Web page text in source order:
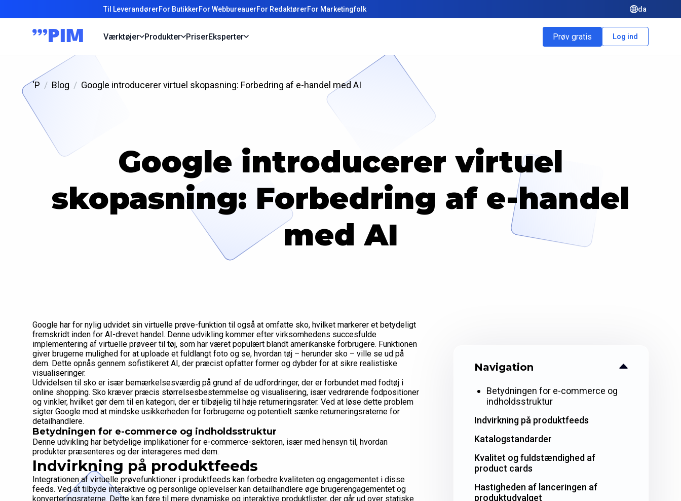
Til LeverandørerFor ButikkerFor WebbureauerFor RedaktørerFor Marketingfolk da
Værktøjer Produkter PriserEksperter Prøv gratis Log ind
'P Blog Google introducerer virtuel skopasning: Forbedring af e-handel med AI
Google introducerer virtuel
skopasning: Forbedring af e-handel
med AI
Google har for nylig udvidet sin virtuelle prøve-funktion til også at omfatte sko, hvilket markerer et betydeligt
fremskridt inden for AI-drevet handel. Denne udvikling kommer efter virksomhedens succesfulde
implementering af virtuelle prøveer til tøj, som har været populært blandt amerikanske forbrugere. Funktionen
giver brugerne mulighed for at uploade et fuldlangt foto og se, hvordan tøj – herunder sko – ville se ud på
dem. Dette opnås gennem sofistikeret AI, der præcist opfatter former og dybder for at sikre realistiske
visualiseringer.
Udvidelsen til sko er især bemærkelsesværdig på grund af de udfordringer, der er forbundet med fodtøj i
online shopping. Sko kræver præcis størrelsesbestemmelse og visualisering, især vedrørende fodpositioner
og vinkler, hvilket gør dem til en kategori, der er tilbøjelig til høje returneringsrater. Ved at løse dette problem
sigter Google mod at mindske usikkerheden for forbrugerne og potentielt sænke returneringsraterne for
detailhandlere.
Betydningen for e-commerce og indholdsstruktur
Denne udvikling har betydelige implikationer for e-commerce-sektoren, især med hensyn til, hvordan
produkter præsenteres og der interageres med dem.
Indvirkning på produktfeeds
Integrationen af virtuelle prøvefunktioner i produktfeeds kan forbedre kvaliteten og engagementet i disse
feeds. Ved at tilbyde interaktive og personlige oplevelser kan detailhandlere øge brugerengagementet og
konverteringsraterne. Dette kan føre til mere dynamiske og interaktive produktlister, der går ud over statiske
Navigation
Betydningen for e-commerce og
indholdsstruktur
Indvirkning på produktfeeds
Katalogstandarder
Kvalitet og fuldstændighed af
product cards
Hastigheden af lanceringen af
produktudvalget